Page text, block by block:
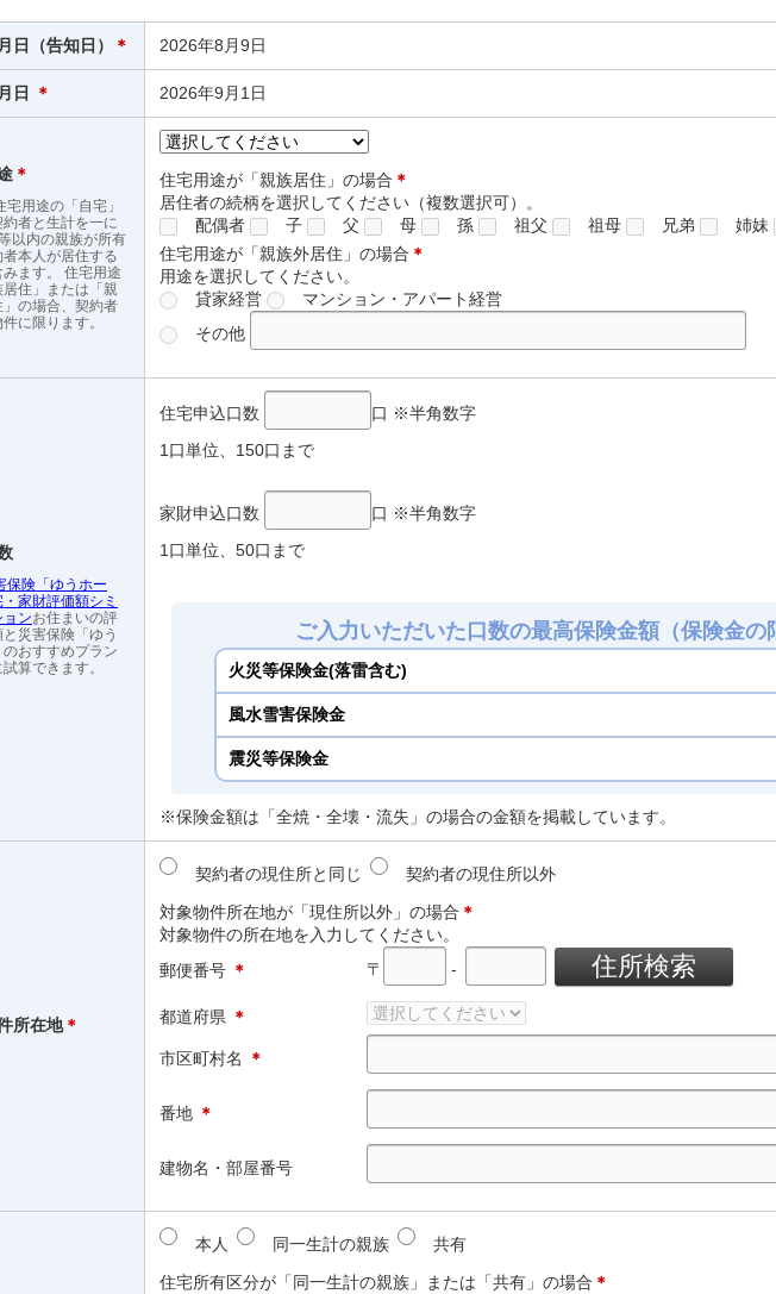
日（告知日） ＊ 2026年8月9日
日 ＊ 2026年9月1日
＊
宅用途の「自宅」
約者と生計を一に
以内の親族が所有
者本人が居住する
ます。 住宅用途
居住」または「親
」の場合、契約者
に限ります。
住宅用途が「親族居住」の場合 ＊
居住者の続柄を選択してください（複数選択可）。
配偶者
子 父 母 孫 祖父 祖母 兄弟 姉妹
住宅用途が「親族外居住」の場合 ＊
用途を選択してください。
貸家経営
マンション・アパート経営
その他
保険「ゆうホー
家財評価額シミ
ョンお住まいの評
災害保険「ゆう
おすすめプラン
算できます。
住宅申込口数
口 ※半角数字
1口単位、150口まで
家財申込口数
口 ※半角数字
1口単位、50口まで
ご入力いただいた口数の最高保険金額（保険金の
火災等保険金(落雷含む)
風水雪害保険金
震災等保険金
※保険金額は「全焼・全壊・流失」の場合の金額を掲載しています。
所在地＊
契約者の現住所と同じ
契約者の現住所以外
対象物件所在地が「現住所以外」の場合 ＊
対象物件の所在地を入力してください。
郵便番号 ＊ 〒 -
都道府県 ＊
市区町村名 ＊
番地 ＊
建物名・部屋番号
本人 同一生計の親族
共有
住宅所有区分が「同一生計の親族」または「共有」の場合 ＊